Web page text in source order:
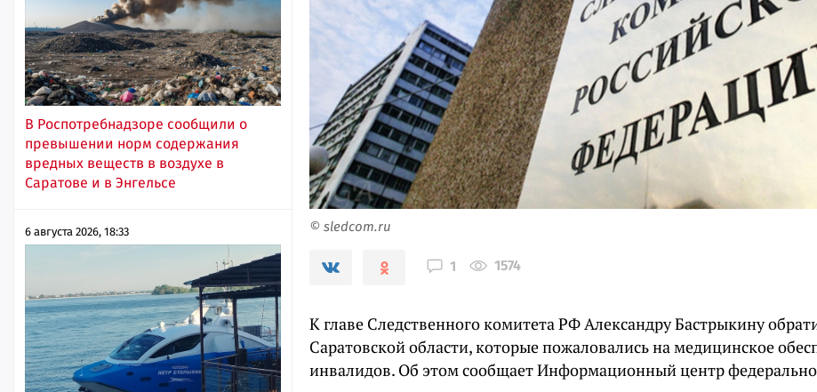
В Роспотребнадзоре сообщили о
превышении норм содержания
вредных веществ в воздухе в
Саратове и в Энгельсе
6 августа 2026, 18:33 © sledcom.ru
1 1574
К главе Следственного комитета РФ Александру Бастрыкину
Саратовской области, которые пожаловались на медицинское
инвалидов. Об этом сообщает Информационный центр